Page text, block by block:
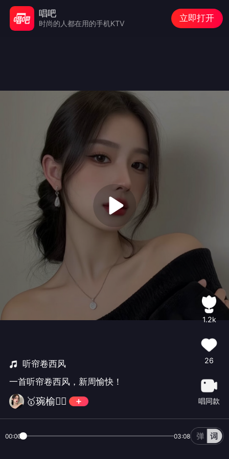
听帘卷西风
一首听帘卷西风，新周愉快！
🥇琬榆🧚‍♀️
1.2k
26
唱同款
00:00 03:08
唱吧
时尚的人都在用的手机KTV
立即打开